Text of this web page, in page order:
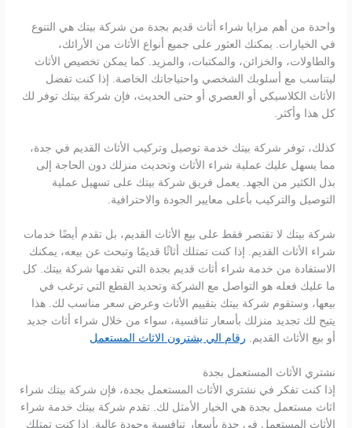
واحدة من أهم مزايا شراء أثاث قديم بجدة من شركة بيتك هي التنوع
في الخيارات. يمكنك العثور على جميع أنواع الأثاث من الأرائك،
والطاولات، والخزائن، والمكتبات، والمزيد. كما يمكن تخصيص الأثاث
ليتناسب مع أسلوبك الشخصي واحتياجاتك الخاصة. إذا كنت تفضل
الأثاث الكلاسيكي أو العصري أو حتى الحديث، فإن شركة بيتك توفر لك
كل هذا وأكثر.
كذلك، توفر شركة بيتك خدمة توصيل وتركيب الأثاث القديم في جدة،
مما يسهل عليك عملية شراء الأثاث وتحديث منزلك دون الحاجة إلى
بذل الكثير من الجهد. يعمل فريق شركة بيتك على تسهيل عملية
التوصيل والتركيب بأعلى معايير الجودة والاحترافية.
شركة بيتك لا تقتصر فقط على بيع الأثاث القديم، بل تقدم أيضًا خدمات
شراء الأثاث القديم. إذا كنت تمتلك أثاثًا قديمًا وتبحث عن بيعه، يمكنك
الاستفادة من خدمة شراء أثاث قديم بجدة التي تقدمها شركة بيتك. كل
ما عليك فعله هو التواصل مع الشركة وتحديد القطع التي ترغب في
بيعها، وستقوم شركة بيتك بتقييم الأثاث وعرض سعر مناسب لك. هذا
يتيح لك تجديد منزلك بأسعار تنافسية، سواء من خلال شراء أثاث جديد
أو بيع الأثاث القديم. رقام الي يشترون الاثاث المستعمل
نشتري الأثاث المستعمل بجدة
إذا كنت تفكر في نشتري الأثاث المستعمل بجدة، فإن شركة بيتك شراء
اثاث مستعمل بجدة هي الخيار الأمثل لك. تقدم شركة بيتك خدمة شراء
الأثاث المستعمل في جدة بأسعار تنافسية وجودة عالية. إذا كنت تمتلك